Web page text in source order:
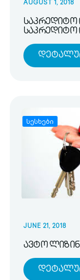
AUGUST 1, 2018
საკრედიტო
საკრედიტო
სესხები
JUNE 21, 2018
ავტო